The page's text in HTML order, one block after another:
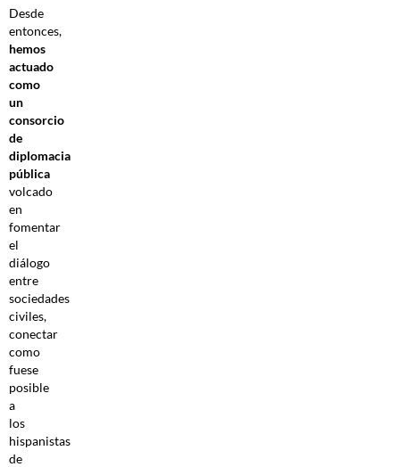
Desde
entonces,
hemos
actuado
como
un
consorcio
de
diplomacia
pública
volcado
en
fomentar
el
diálogo
entre
sociedades
civiles,
conectar
como
fuese
posible
a
los
hispanistas
de